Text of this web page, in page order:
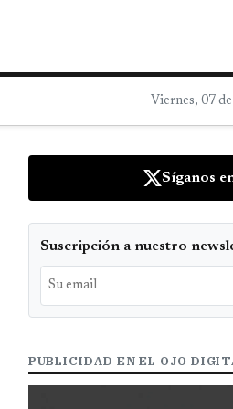
Viernes, 07
Síganos
Suscripción a nuestro
PUBLICIDAD EN EL OJO